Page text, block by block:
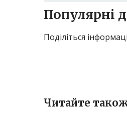
Популярні
Поділіться
Читайте